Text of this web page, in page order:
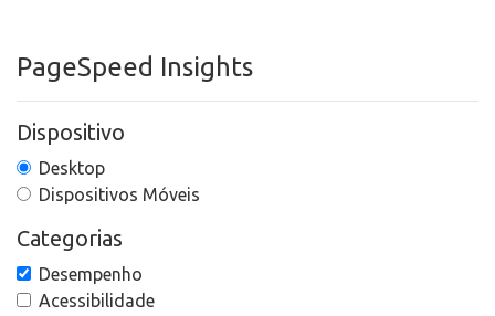
PageSpeed Insights
Dispositivo
Desktop
Dispositivos Móveis
Categorias
Desempenho
Acessibilidade